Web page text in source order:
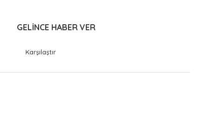
GELİNCE HABER VER
Karşılaştır